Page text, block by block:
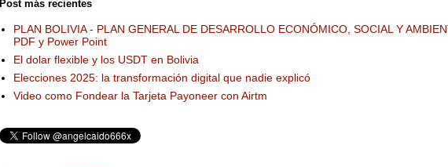
Post más recientes
PLAN BOLIVIA - PLAN GENERAL DE DESARROLLO ECONÓMICO, SOCIAL Y
PDF y Power Point
El dolar flexible y los USDT en Bolivia
Elecciones 2025: la transformación digital que nadie explicó
Video como Fondear la Tarjeta Payoneer con Airtm